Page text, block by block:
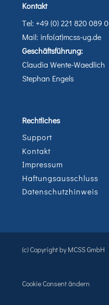
Kontakt
Tel: +49 (0) 221 820 089 0
Mail: info(at)mcss-ug.de
Geschäftsführung:
Claudia Wente-Waedlich
Stephan Engels
Rechtliches
Support
Kontakt
Impressum
Haftungsausschluss
Datenschutzhinweis
(c) Copyright by MCSS GmbH
Cookie Consent ändern